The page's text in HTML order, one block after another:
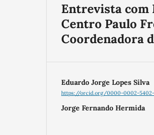
Entrevista com
Centro Paulo
Coordenadora
Eduardo Jorge Lopes Silva
https://orcid.org/0000-0002-
Jorge Fernando Hermida